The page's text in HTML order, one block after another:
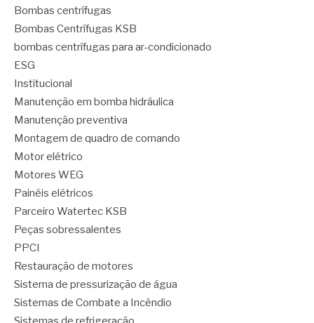
Bombas centrífugas
Bombas Centrífugas KSB
bombas centrífugas para ar-condicionado
ESG
Institucional
Manutenção em bomba hidráulica
Manutenção preventiva
Montagem de quadro de comando
Motor elétrico
Motores WEG
Painéis elétricos
Parceiro Watertec KSB
Peças sobressalentes
PPCI
Restauração de motores
Sistema de pressurização de água
Sistemas de Combate a Incêndio